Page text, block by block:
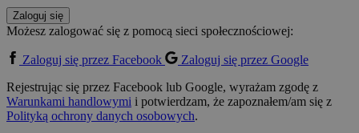
Zaloguj się
Możesz zalogować się z pomocą sieci społecznościowej:
Zaloguj się przez Facebook
Zaloguj się przez Google
Rejestrując się przez Facebook lub Google, wyrażam zgodę z
Warunkami handlowymi i potwierdzam, że zapoznałem/am się z
Polityką ochrony danych osobowych.